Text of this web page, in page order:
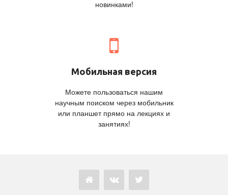
новинками!
Мобильная версия
Можете пользоваться нашим
научным поиском через мобильник
или планшет прямо на лекциях и
занятиях!